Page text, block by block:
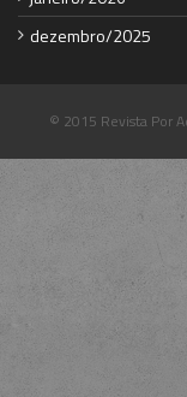
dezembro/2025
© 2015 Revista Por